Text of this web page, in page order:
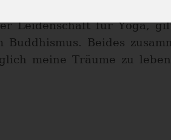
Leidenschaft für Yoga,
Beides
meine Träume zu